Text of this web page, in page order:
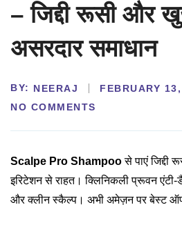
– जिद्दी रूसी और
असरदार समाधान
BY: NEERAJ
FEBRUARY
NO COMMENTS
Scalpe Pro Shampooसे पाएं
इरिटेशन से राहत। क्लिनिकली प्रूवन एंटी-
और क्लीन स्कैल्प। अभी अमेज़न पर बेस्ट